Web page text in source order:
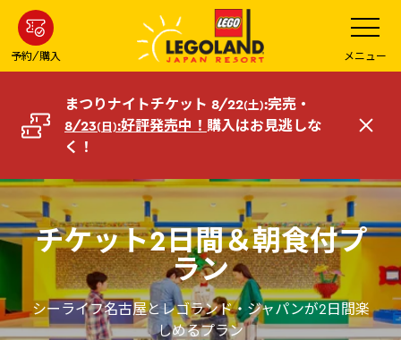
ン
コ
へ
予約/購入
メ
ニ
ュ
ー
を
開
メニュー
まつりナイトチケット 8/22(土):完売・
8/23(日):好評発売中！ 購入はお見逃しな
く！
閉
チケット2日間＆朝食付プ
ラン
シーライフ名古屋とレゴランド・ジャパンが2日間楽
しめるプラン